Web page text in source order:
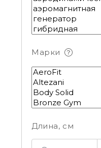
Марки
Длина, см